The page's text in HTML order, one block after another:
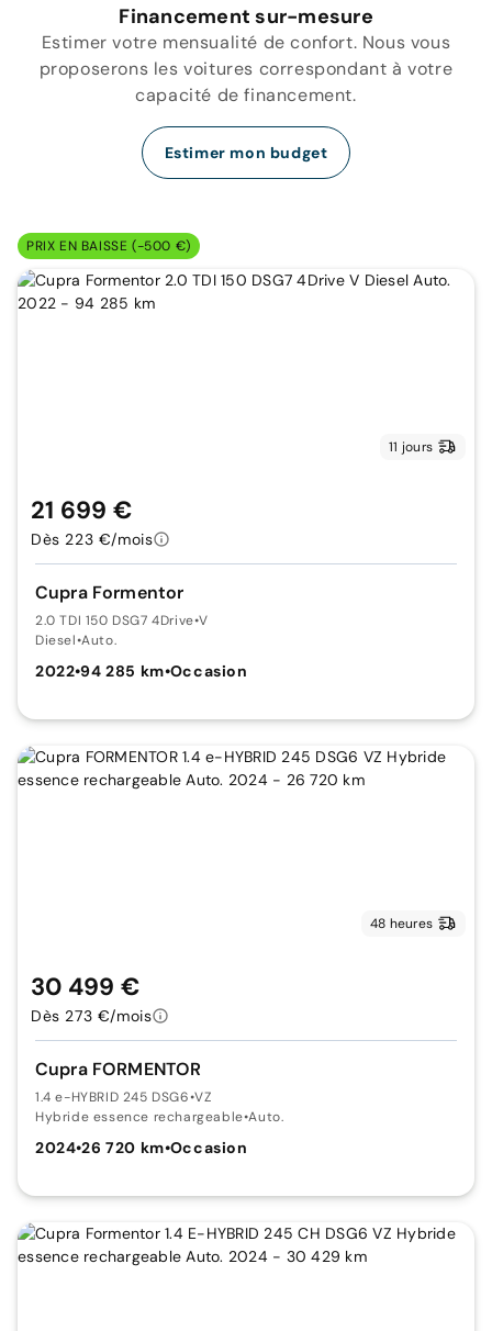
Financement sur-mesure
Estimer votre mensualité de confort. Nous vous
proposerons les voitures correspondant à votre
capacité de financement.
Estimer mon budget
PRIX EN BAISSE (-500 €)
11 jours
Cupra Formentor
2.0 TDI 150 DSG7 4Drive•V
Diesel•Auto.
2022•94 285 km•Occasion
21 699 €
Dès 223 €/mois
48 heures
Cupra FORMENTOR
1.4 e-HYBRID 245 DSG6•VZ
Hybride essence rechargeable•Auto.
2024•26 720 km•Occasion
30 499 €
Dès 273 €/mois